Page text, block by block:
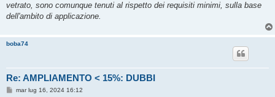
vetrato, sono comunque tenuti al rispetto dei requisiti minimi, sulla base
dell'ambito di applicazione.
boba74
Re: AMPLIAMENTO < 15%: DUBBI
Mmar lug 16, 2024 16:12